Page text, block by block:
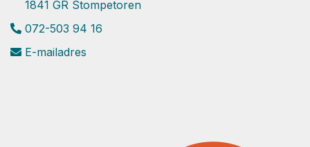
1841 GR Stompetoren
072-503 94 16
E-mailadres